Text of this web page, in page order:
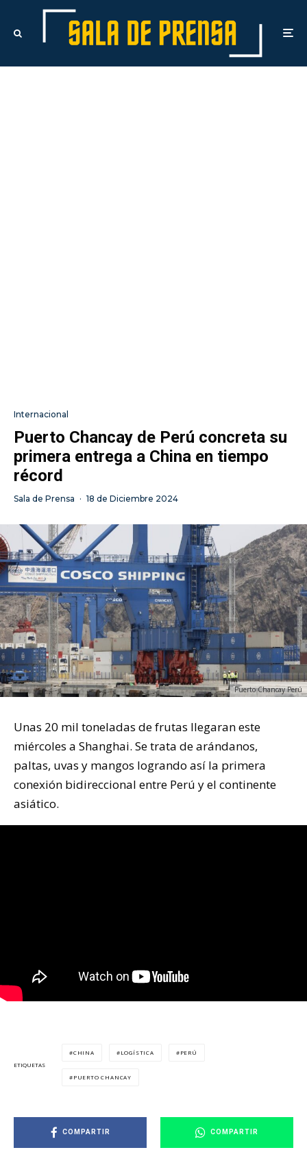
Internacional
Puerto Chancay de Perú concreta su
primera entrega a China en tiempo
récord
Sala de Prensa · 18 de Diciembre 2024
Puerto Chancay Perú
Unas 20 mil toneladas de frutas llegaran este
miércoles a Shanghai. Se trata de arándanos,
paltas, uvas y mangos logrando así la primera
conexión bidireccional entre Perú y el continente
asiático.
ETIQUETAS
CHINA LOGÍSTICA PERÚ
PUERTO CHANCAY
COMPARTIR COMPARTIR